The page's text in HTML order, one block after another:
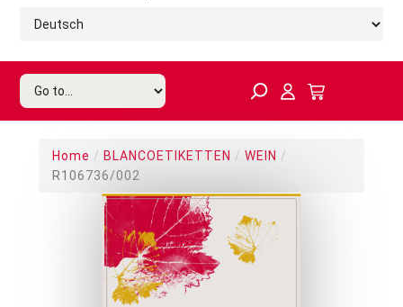
Home / BLANCOETIKETTEN / WEIN /
R106736/002